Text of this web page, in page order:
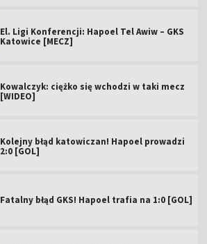
El. Ligi Konferencji: Hapoel Tel Awiw – GKS
Katowice [MECZ]
Kowalczyk: ciężko się wchodzi w taki mecz
[WIDEO]
Kolejny błąd katowiczan! Hapoel prowadzi
2:0 [GOL]
Fatalny błąd GKS! Hapoel trafia na 1:0 [GOL]